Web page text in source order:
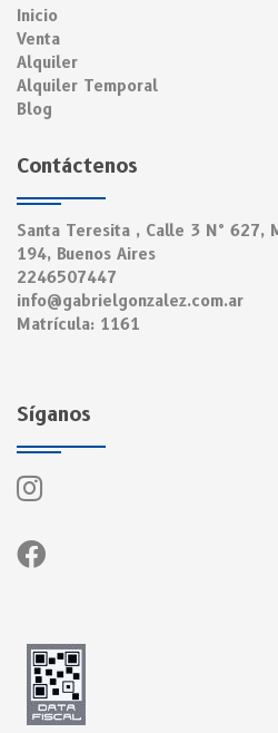
Inicio
Venta
Alquiler
Alquiler Temporal
Blog
Contáctenos
Santa Teresita , Calle 3 N° 627,
194, Buenos Aires
2246507447
info@gabrielgonzalez.com.ar
Matrícula: 1161
Síganos